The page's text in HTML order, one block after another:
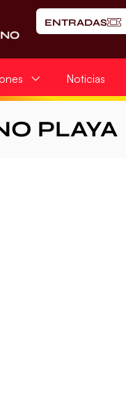
ENTRADAS
Noticias
PLAYA